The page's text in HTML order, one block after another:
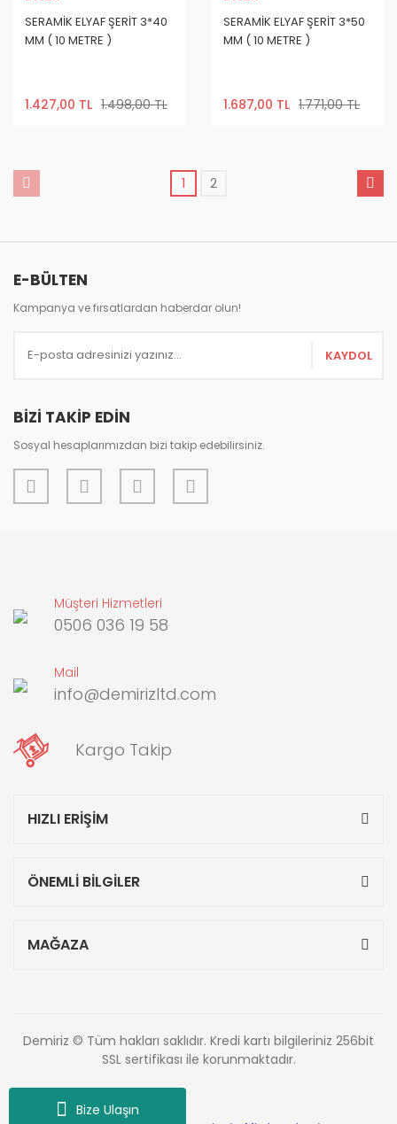
Bize Ulaşın
SERAMİK ELYAF ŞERİT 3*40
MM ( 10 METRE )
1.427,00 TL 1.498,00 TL
SERAMİK ELYAF ŞERİT 3*50
MM ( 10 METRE )
1.687,00 TL 1.771,00 TL
1 2
E-BÜLTEN
Kampanya ve fırsatlardan haberdar olun!
KAYDOL
BİZİ TAKİP EDİN
Sosyal hesaplarımızdan bizi takip edebilirsiniz.
Müşteri Hizmetleri
0506 036 19 58
Mail
info@demirizltd.com
Kargo Takip
HIZLI ERİŞİM
ÖNEMLİ BİLGİLER
MAĞAZA
Demiriz © Tüm hakları saklıdır. Kredi kartı bilgileriniz 256bit
SSL sertifikası ile korunmaktadır.